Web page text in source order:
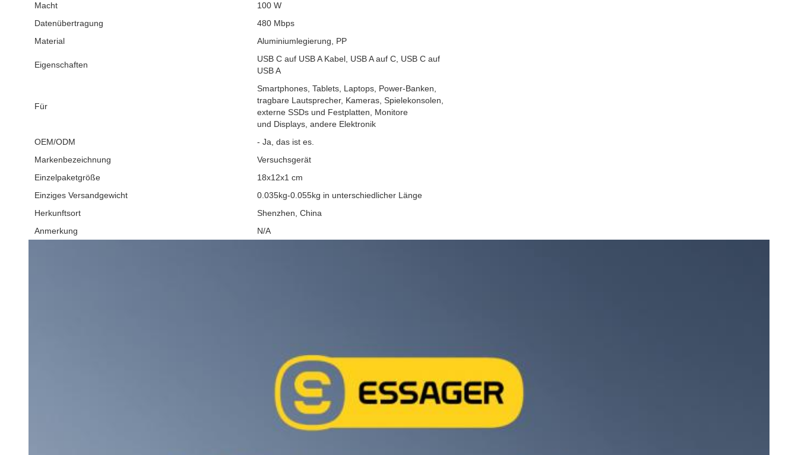
Macht
100 W
Datenübertragung
480 Mbps
Material
Aluminiumlegierung, PP
Eigenschaften
USB C auf USB A Kabel, USB A auf C, USB C auf
USB A
Für
Smartphones, Tablets, Laptops, Power-Banken,
tragbare Lautsprecher, Kameras, Spielekonsolen,
externe SSDs und Festplatten, Monitore
und Displays, andere Elektronik
OEM/ODM
- Ja, das ist es.
Markenbezeichnung
Versuchsgerät
Einzelpaketgröße
18x12x1 cm
Einziges Versandgewicht
0.035kg-0.055kg in unterschiedlicher Länge
Herkunftsort
Shenzhen, China
Anmerkung
N/A